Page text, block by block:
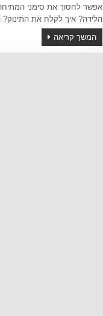
אפשר לחסוך את סימני
הלידה? איך לקלח את התינוק?
המשך קריאה